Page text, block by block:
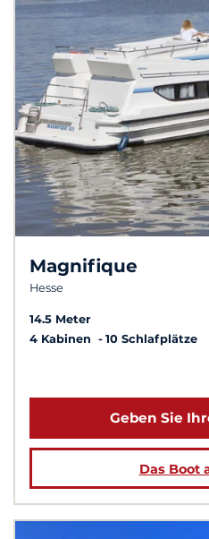
Magnifique
Hesse
14.5 Meter
4 Kabinen
10 Schlafplätze
Geben Sie
Das Boot